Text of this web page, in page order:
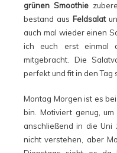
grünen Smoothie
bestand aus Feldsalat
auch mal wieder einen
ich euch erst einmal
mitgebracht. Die
perfekt und fit in den Tag
Montag Morgen ist es
bin. Motiviert genug,
anschließend in die
nicht verstehen, aber